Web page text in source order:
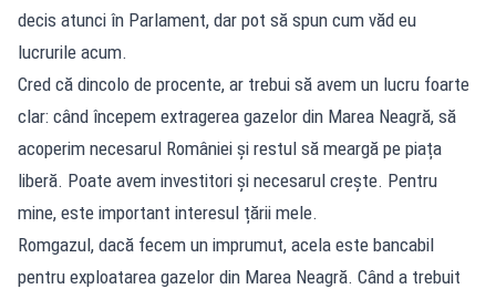
decis atunci în Parlament, dar pot să spun cum văd eu
lucrurile acum.
Cred că dincolo de procente, ar trebui să avem un lucru foarte
clar: când începem extragerea gazelor din Marea Neagră, să
acoperim necesarul României și restul să meargă pe piața
liberă. Poate avem investitori și necesarul crește. Pentru
mine, este important interesul țării mele.
Romgazul, dacă fecem un imprumut, acela este bancabil
pentru exploatarea gazelor din Marea Neagră. Când a trebuit